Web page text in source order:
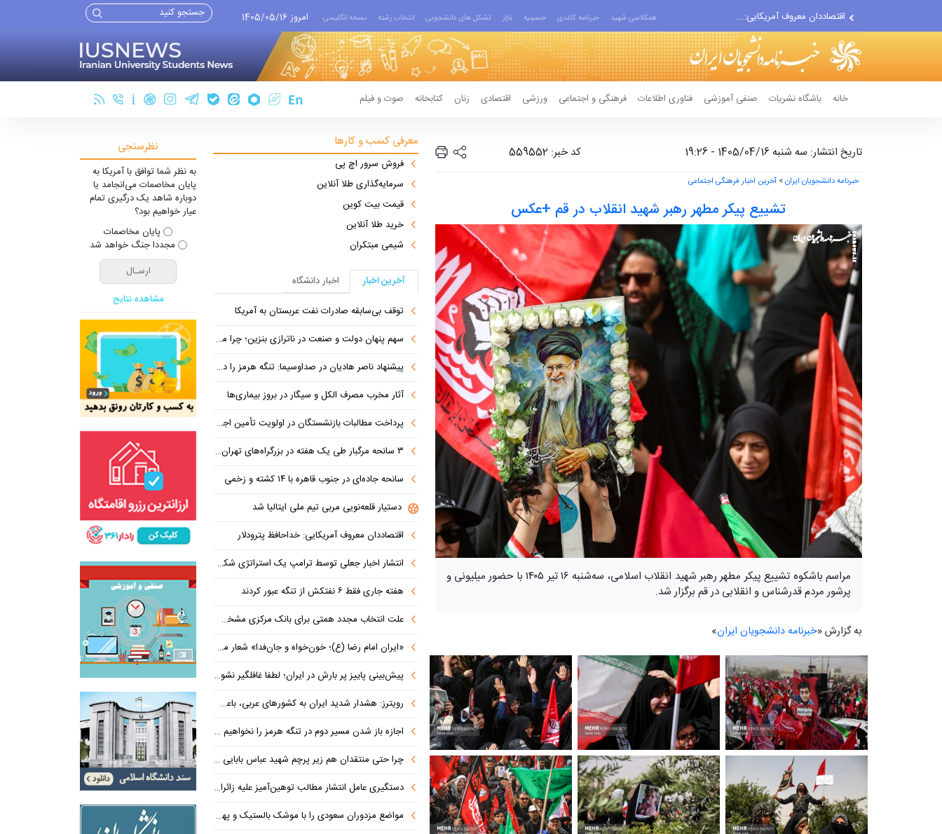
اقتصاددان معروف آمریکایی:...
انتشار اخبار جعلی توسط...
همکلاسی شهید خبرنامه کاغذی حسینیه بازار تشکل های دانشجویی انتخاب رشته نسخه انگلیسی امروز 1405/05/16
خانه باشگاه نشریات صنفی آموزشی فناوری اطلاعات فرهنگی و اجتماعی ورزشی اقتصادی زنان کتابخانه صوت و فیلم
تاریخ انتشار: سه شنبه 1405/04/16 - 19:26 کد خبر: 559552
خبرنامه دانشجویان ایران> آخرین اخبار فرهنگی اجتماعی
تشییع پیکر مطهر رهبر شهید انقلاب در قم +عکس
مراسم باشکوه تشییع پیکر مطهر رهبر شهید انقلاب اسلامی، سه‌شنبه ۱۶ تیر ۱۴۰۵ با حضور میلیونی و
پرشور مردم قدرشناس و انقلابی در قم برگزار شد.
به گزارش «خبرنامه دانشجویان ایران»
معرفی کسب و کارها
فروش سرور اچ پی
سرمایه‌گذاری طلا آنلاین
قیمت بیت کوین
خرید طلا آنلاین
شیمی مبتکران
آخرین اخبار
اخبار دانشگاه
توقف بی‌سابقه صادرات نفت عربستان به آمریکا
سهم پنهان دولت و صنعت در ناترازی بنزین؛ چرا مردم مقصر اصلی نیستند؟
پیشنهاد ناصر هادیان در صداوسیما: تنگه هرمز را در ازای رفع تحریم معامله کنیم
آثار مخرب مصرف الکل و سیگار در بروز بیماری‌ها
پرداخت مطالبات بازنشستگان در اولویت تأمین اجتماعی؛ پیگیری برای تأمین منابع ادامه دارد
۳ سانحه مرگبار طی یک هفته در بزرگراه‌های تهران؛ هشدار دوباره به رانندگان و عابران
سانحه جاده‌ای در جنوب قاهره با ۱۴ کشته و زخمی
دستیار قلعه‌نویی مربی تیم ملی ایتالیا شد
اقتصاددان معروف آمریکایی: خداحافظ پترودلار
انتشار اخبار جعلی توسط ترامپ یک استراتژی شکست خورده است
هفته جاری فقط ۶ نفتکش از تنگه عبور کردند
علت انتخاب مجدد همتی برای بانک مرکزی مشخص شد: پزشکیان هنوز هم متوجه نشده است چرا همتی استیضاح شد!
«ایران امام رضا (ع)؛ خون‌خواه و جان‌فدا» شعار محوری دهه پایانی صفر شد
پیش‌بینی پاییز پر بارش در ایران؛ لطفا غافلگیر نشوید
رویترز: هشدار شدید ایران به کشورهای عربی، باعث توقف حمله آمریکا شد
اجازه باز شدن مسیر دوم در تنگه هرمز را نخواهیم داد
چرا حتی منتقدان هم زیر پرچم شهید عباس بابایی ایستادند؟
دستگیری عامل انتشار مطالب توهین‌آمیز علیه زائران اربعین در فضای مجازی
مواضع مزدوران سعودی را با موشک بالستیک و پهپاد در هم شکستیم
نظرسنجی
به نظر شما توافق با آمریکا به
پایان مخاصمات می‌انجامد یا
دوباره شاهد یک درگیری تمام
عیار خواهیم بود؟
پایان مخاصمات
مجددا جنگ خواهد شد
مشاهده نتایج